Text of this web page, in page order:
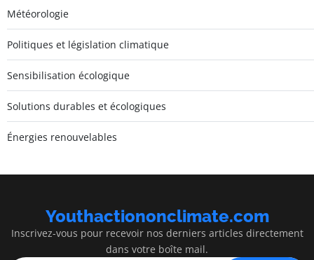
Météorologie
Politiques et législation climatique
Sensibilisation écologique
Solutions durables et écologiques
Énergies renouvelables
Youthactiononclimate.com
Inscrivez-vous pour recevoir nos derniers articles directement
dans votre boîte mail.